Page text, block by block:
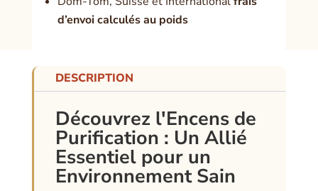
d’envoi calculés au poids
DESCRIPTION
Découvrez l'Encens de
Purification : Un Allié
Essentiel pour un
Environnement Sain